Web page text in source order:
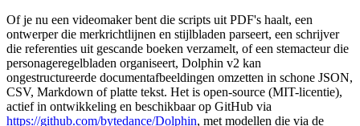
Of je nu een videomaker bent die scripts uit PDF's haalt, een
ontwerper die merkrichtlijnen en stijlbladen parseert, een schrijver
die referenties uit gescande boeken verzamelt, of een stemacteur die
personageregelbladen organiseert, Dolphin v2 kan
ongestructureerde documentafbeeldingen omzetten in schone JSON,
CSV, Markdown of platte tekst. Het is open-source (MIT-licentie),
actief in ontwikkeling en beschikbaar op GitHub via
https://github.com/bytedance/Dolphin, met modellen die via de